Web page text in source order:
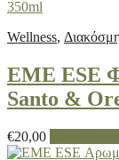
Wellness,
EME ESE
Santo &
€20,00